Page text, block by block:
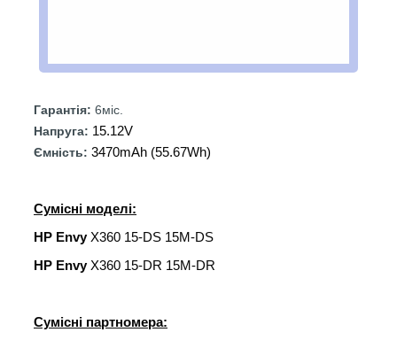
Гарантія: 6міс.
Напруга: 15.12V
Ємність: 3470mAh (55.67Wh)
Сумісні моделі:
HP EnvyX360 15-DS 15M-DS
HP EnvyX360 15-DR 15M-DR
Сумісні партномера: